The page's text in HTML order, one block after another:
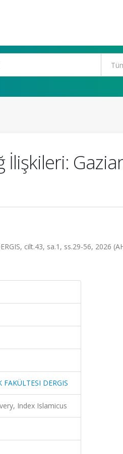
İlişkileri:
cilt.43, sa.1, ss.29-56, 2026
DERGIS
Index Islamicus